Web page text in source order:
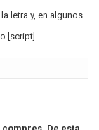
letra y, en algunos
[script].